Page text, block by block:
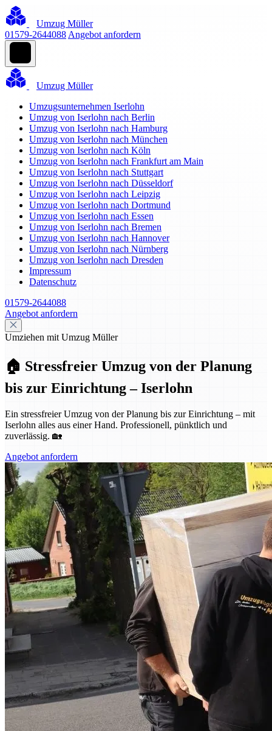
Umzug Müller
01579-2644088 Angebot anfordern
Umzug Müller
Umzugsunternehmen Iserlohn
Umzug von Iserlohn nach Berlin
Umzug von Iserlohn nach Hamburg
Umzug von Iserlohn nach München
Umzug von Iserlohn nach Köln
Umzug von Iserlohn nach Frankfurt am Main
Umzug von Iserlohn nach Stuttgart
Umzug von Iserlohn nach Düsseldorf
Umzug von Iserlohn nach Leipzig
Umzug von Iserlohn nach Dortmund
Umzug von Iserlohn nach Essen
Umzug von Iserlohn nach Bremen
Umzug von Iserlohn nach Hannover
Umzug von Iserlohn nach Nürnberg
Umzug von Iserlohn nach Dresden
Impressum
Datenschutz
01579-2644088
Angebot anfordern
Umziehen mit Umzug Müller
🏠 Stressfreier Umzug von der Planung
bis zur Einrichtung – Iserlohn
Ein stressfreier Umzug von der Planung bis zur Einrichtung – mit
Iserlohn alles aus einer Hand. Professionell, pünktlich und
zuverlässig. 🏡
Angebot anfordern